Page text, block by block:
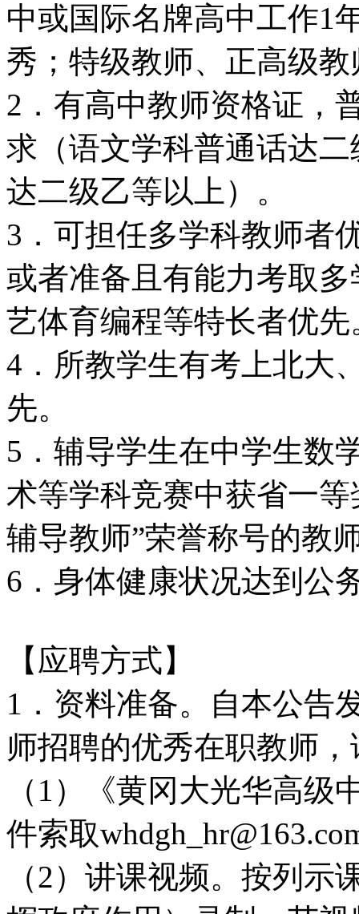
中或国际名牌高中工作1
秀；特级教师、正高级
2．有高中教师资格证，
求（语文学科普通话达
达二级乙等以上）。
3．可担任多学科教师者
或者准备且有能力考取
艺体育编程等特长者优先
4．所教学生有考上北大
先。
5．辅导学生在中学生数
术等学科竞赛中获省一
辅导教师”荣誉称号的教
6．身体健康状况达到公
【应聘方式】
1．资料准备。自本公告
师招聘的优秀在职教师
（1）《黄冈大光华高
件索取
（2）讲课视频。按列示